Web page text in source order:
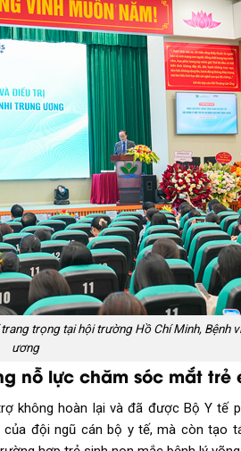
trọng tại hội trường Hồ Chí Minh, Bệnh
ương
nỗ lực chăm sóc mắt trẻ
không hoàn lại và đã được Bộ Y tế
đội ngũ cán bộ y tế, mà còn tạo